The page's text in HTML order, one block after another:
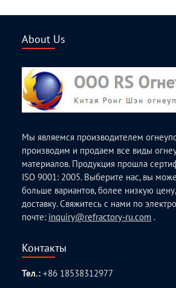
About Us
Мы являемся производителем
производим и продаем все виды
материалов. Продукция прошла
ISO 9001: 2005. Выберите нас, вы
больше вариантов, более низкую
доставку. Свяжитесь с нами по
почте: inquiry@refractory-ru.com .
Контакты
Тел.:+86 18538312977